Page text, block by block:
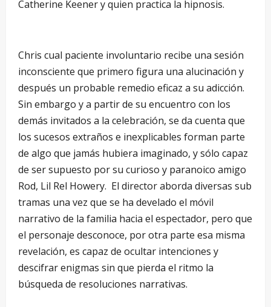
Catherine Keener y quien practica la hipnosis.
Chris cual paciente involuntario recibe una sesión
inconsciente que primero figura una alucinación y
después un probable remedio eficaz a su adicción.
Sin embargo y a partir de su encuentro con los
demás invitados a la celebración, se da cuenta que
los sucesos extraños e inexplicables forman parte
de algo que jamás hubiera imaginado, y sólo capaz
de ser supuesto por su curioso y paranoico amigo
Rod, Lil Rel Howery. El director aborda diversas sub
tramas una vez que se ha develado el móvil
narrativo de la familia hacia el espectador, pero que
el personaje desconoce, por otra parte esa misma
revelación, es capaz de ocultar intenciones y
descifrar enigmas sin que pierda el ritmo la
búsqueda de resoluciones narrativas.